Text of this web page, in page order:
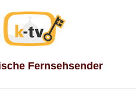
Fernsehsender